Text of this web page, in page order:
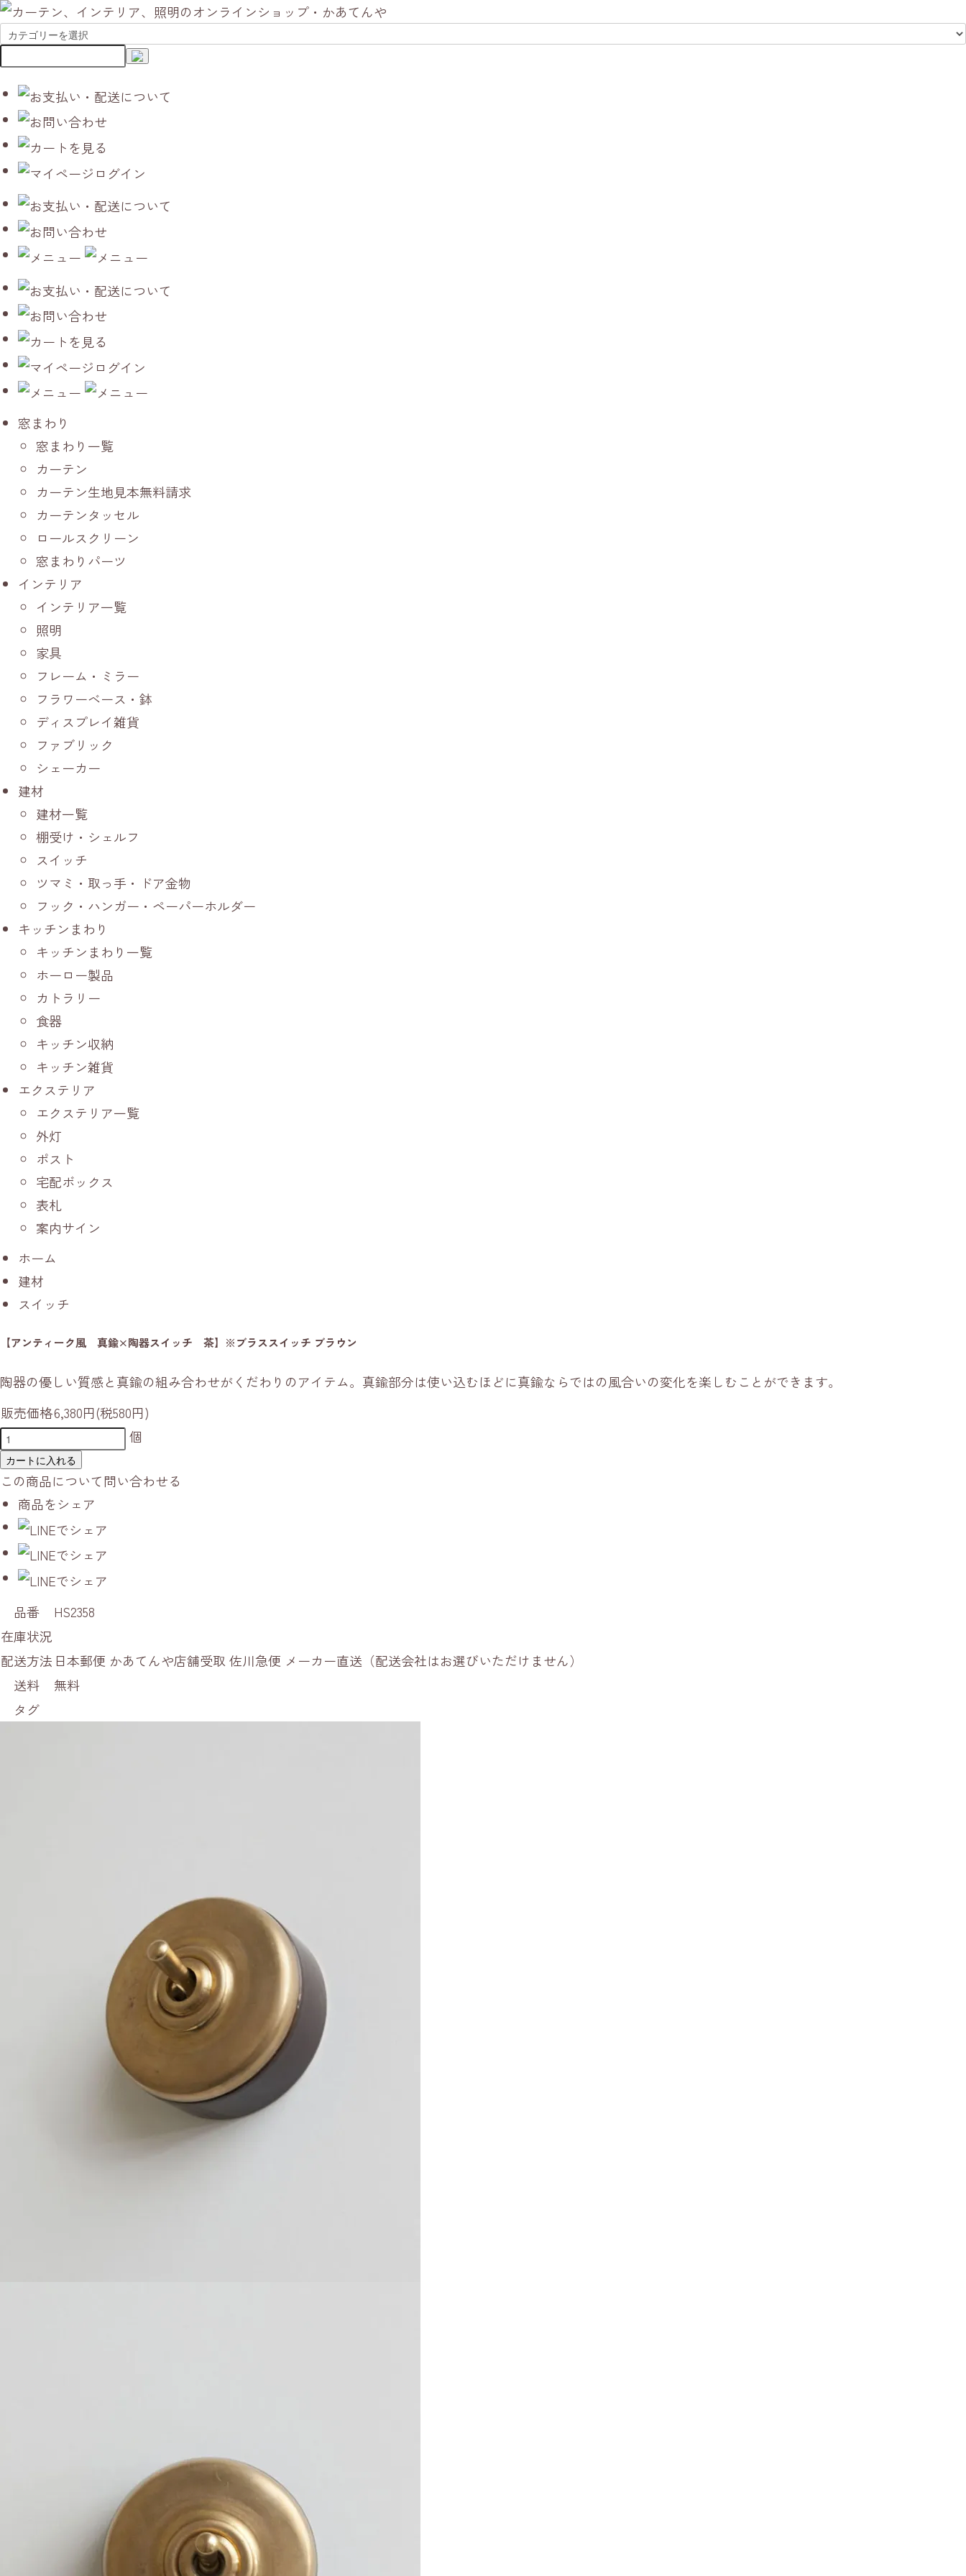
窓まわり
窓まわり一覧
カーテン
カーテン生地見本無料請求
カーテンタッセル
ロールスクリーン
窓まわりパーツ
インテリア
インテリア一覧
照明
家具
フレーム・ミラー
フラワーベース・鉢
ディスプレイ雑貨
ファブリック
シェーカー
建材
建材一覧
棚受け・シェルフ
スイッチ
ツマミ・取っ手・ドア金物
フック・ハンガー・ペーパーホルダー
キッチンまわり
キッチンまわり一覧
ホーロー製品
カトラリー
食器
キッチン収納
キッチン雑貨
エクステリア
エクステリア一覧
外灯
ポスト
宅配ボックス
表札
案内サイン
ホーム
建材
スイッチ
【アンティーク風 真鍮×陶器スイッチ 茶】※ブラススイッチ ブラウン
陶器の優しい質感と真鍮の組み合わせがくだわりのアイテム。真鍮部分は使い込むほどに真鍮ならではの風合いの変化を楽しむことができます。
販売価格6,380円(税580円)
個
カートに入れる
この商品について問い合わせる
商品をシェア
品番
HS2358
在庫状況
配送方法 日本郵便 かあてんや店舗受取 佐川急便 メーカー直送（配送会社はお選びいただけません）
送料
無料
タグ